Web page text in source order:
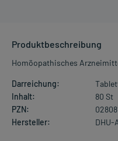
Produktbeschreibung
Homöopathisches
Darreichung:
Inhalt:
80 St
PZN:
Hersteller:
DHU-